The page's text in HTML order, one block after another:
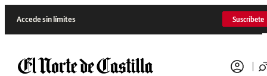
Accede sin límites Suscríbete